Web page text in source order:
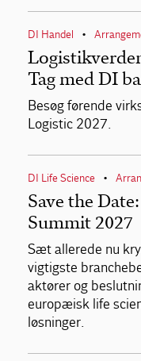
DI Handel •
Tag med DI
Besøg førende
Logistic 2027.
DI Life Science •
Save the
Summit 2027
Sæt allerede nu
vigtigste
aktører og
europæisk life
løsninger.